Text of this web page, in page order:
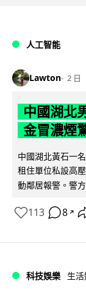
人工智能
Lawton 2 日
中國湖北
金冒濃煙
中國湖北黃石一
租住單位私設高
動鄰居報警。警
113 8 ↗
科技娛樂 生